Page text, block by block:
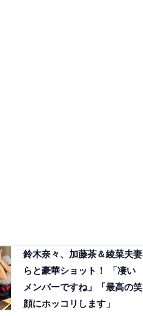
鈴木奈々、加藤茶＆綾菜夫妻
らと豪華ショット！ 「凄い
メンバーですね」「最高の笑
顔にホッコリします」